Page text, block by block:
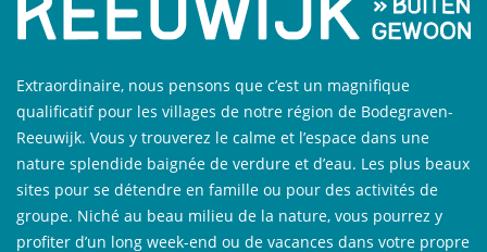
Extraordinaire, nous pensons que c’est un magnifique
qualificatif pour les villages de notre région de Bodegraven-
Reeuwijk. Vous y trouverez le calme et l’espace dans une
nature splendide baignée de verdure et d’eau. Les plus beaux
sites pour se détendre en famille ou pour des activités de
groupe. Niché au beau milieu de la nature, vous pourrez y
profiter d’un long week-end ou de vacances dans votre propre